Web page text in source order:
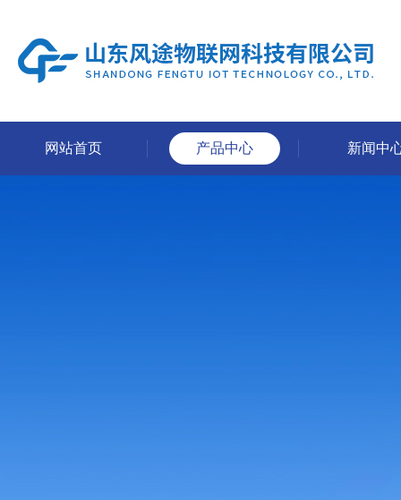
网站首页 产品中心 新闻中